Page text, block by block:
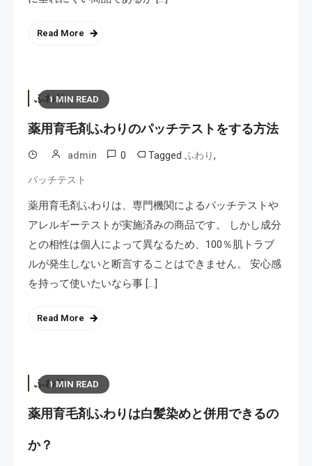
Read More
1 MIN READ
ふわり
薬用育毛剤ふわりのパッチテストをする方法
admin 0 Tagged ふわり,
パッチテスト
薬用育毛剤ふわりは、専門機関によるパッチテストや
アレルギーテストが実施済みの商品です。 しかし成分
との相性は個人によって異なるため、100％肌トラブ
ルが発生しないと断言することはできません。 安心感
を持って使いたいなら事 […]
Read More
1 MIN READ
ふわり
薬用育毛剤ふわりは白髪染めと併用できるの
か？